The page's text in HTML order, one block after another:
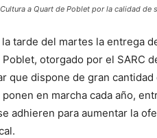
a Quart de Poblet por la calidad de
tarde del martes la entrega
otorgado por el SARC
que dispone de gran
en marcha cada año,
adhieren para aumentar la